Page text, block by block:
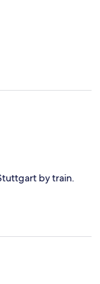
by train.